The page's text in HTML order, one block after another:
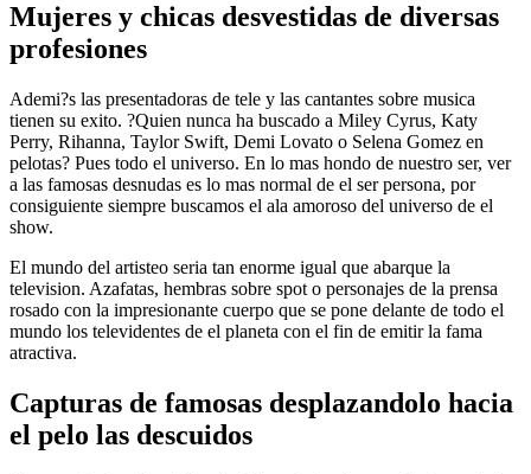
Mujeres y chicas desvestidas de diversas
profesiones
Ademi?s las presentadoras de tele y las cantantes sobre musica
tienen su exito. ?Quien nunca ha buscado a Miley Cyrus, Katy
Perry, Rihanna, Taylor Swift, Demi Lovato o Selena Gomez en
pelotas? Pues todo el universo. En lo mas hondo de nuestro ser, ver
a las famosas desnudas es lo mas normal de el ser persona, por
consiguiente siempre buscamos el ala amoroso del universo de el
show.
El mundo del artisteo seri­a tan enorme igual que abarque la
television. Azafatas, hembras sobre spot o personajes de la prensa
rosado con la impresionante cuerpo que se pone delante de todo el
mundo los televidentes de el planeta con el fin de emitir la fama
atractiva.
Capturas de famosas desplazandolo hacia
el pelo las descuidos